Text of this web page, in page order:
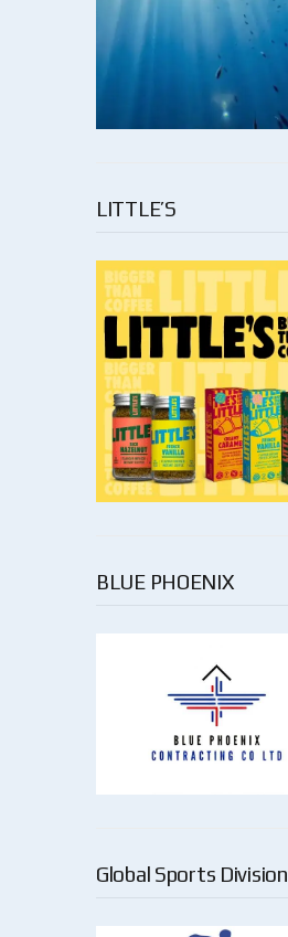
LITTLE’S
BLUE PHOENIX
Global Sports Division